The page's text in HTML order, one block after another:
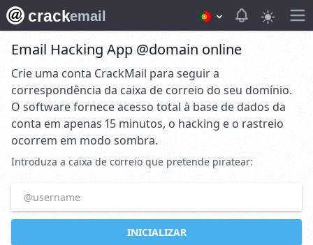
crackemail View
Email Hacking App @domain online
Crie uma conta CrackMail para seguir a
correspondência da caixa de correio do seu domínio.
O software fornece acesso total à base de dados da
conta em apenas 15 minutos, o hacking e o rastreio
ocorrem em modo sombra.
Introduza a caixa de correio que pretende piratear:
INICIALIZAR